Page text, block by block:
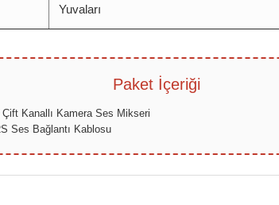
Yuvaları
Paket İçeriği
Kanallı Kamera Ses Mikseri
Ses Bağlantı Kablosu